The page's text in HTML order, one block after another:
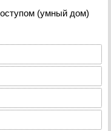
(умный дом)